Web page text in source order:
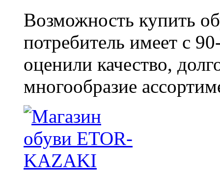
Возможность купить
потребитель имеет с
оценили качество,
многообразие